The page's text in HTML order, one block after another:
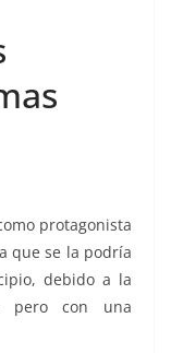
protagonista
que se la podría
debido a la
pero con una